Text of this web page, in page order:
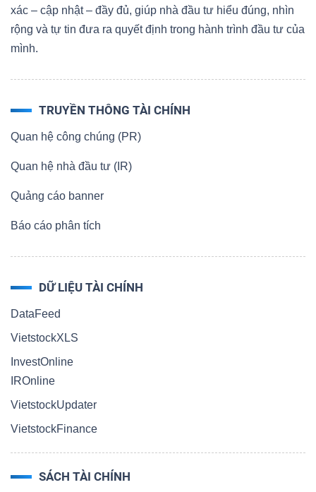
xác – cập nhật – đầy đủ, giúp nhà đầu tư hiểu đúng, nhìn
rộng và tự tin đưa ra quyết định trong hành trình đầu tư của
mình.
TRUYỀN THÔNG TÀI CHÍNH
Quan hệ công chúng (PR)
Quan hệ nhà đầu tư (IR)
Quảng cáo banner
Báo cáo phân tích
DỮ LIỆU TÀI CHÍNH
DataFeed
VietstockXLS
InvestOnline
IROnline
VietstockUpdater
VietstockFinance
SÁCH TÀI CHÍNH